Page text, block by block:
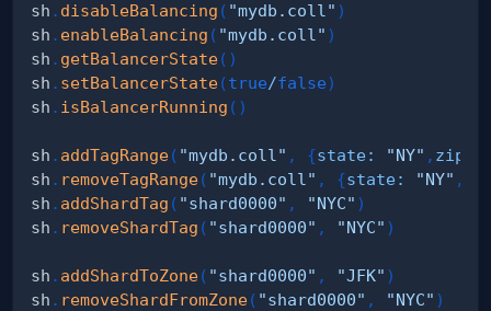
sh . disableBalancing ( "mydb.coll" )
sh . enableBalancing ( "mydb.coll" )
sh . getBalancerState( )
sh . setBalancerState(true/false)
sh . isBalancerRunning ( )
sh . addTagRange( "mydb.coll" , {state: "NY" , zip
sh . removeTagRange( "mydb.coll" , {state: "NY" ,
sh . addShardTag ( "shard0000" , "NYC" )
sh . removeShardTag ( "shard0000" , "NYC" )
sh . addShardToZone( "shard0000" , "JFK" )
sh . removeShardFromZone( "shard0000" , "NYC" )